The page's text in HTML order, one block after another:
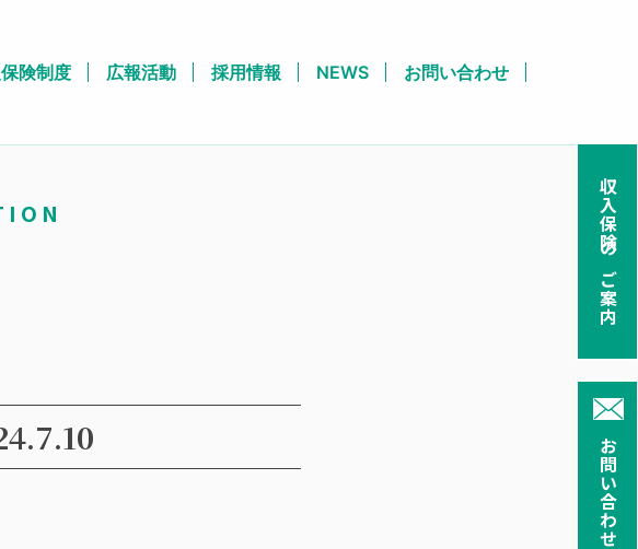
収入保険のご案内
お問い合わせ
険制度 広報活動 採用情報 NEWS お問い合わせ